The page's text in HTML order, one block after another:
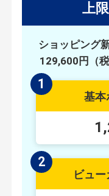
上
ショッピング
129,600円（
1
基本
2
ビュ